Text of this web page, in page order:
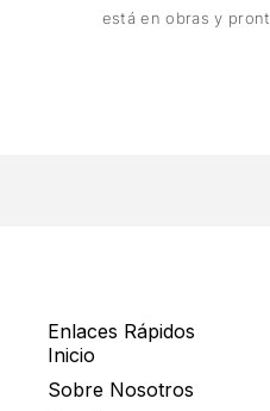
está en obras y
Enlaces Rápidos
Inicio
Sobre Nosotros